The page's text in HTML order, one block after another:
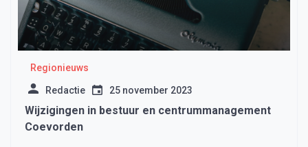
Regionieuws
Redactie 25 november 2023
Wijzigingen in bestuur en centrummanagement
Coevorden